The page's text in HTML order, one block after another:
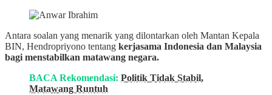
Antara soalan yang menarik yang dilontarkan oleh Mantan Kepala
BIN, Hendropriyono tentang kerjasama Indonesia dan Malaysia
bagi menstabilkan matawang negara.
BACA Rekomendasi: Politik Tidak Stabil,
Matawang Runtuh